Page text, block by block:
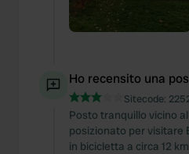
Ho recensito una
Sitecode:
Posto tranquillo vicino
posizionato per visitare
in bicicletta a circa 12